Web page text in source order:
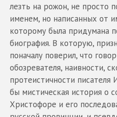
лезть на рожон, не просто
именем, но написанных от
которому была придумана
биография. В которую,
поначалу поверил, что
обозревателя, наивности,
протеистичности писателя
бы мистическая история о
Христофоре и его